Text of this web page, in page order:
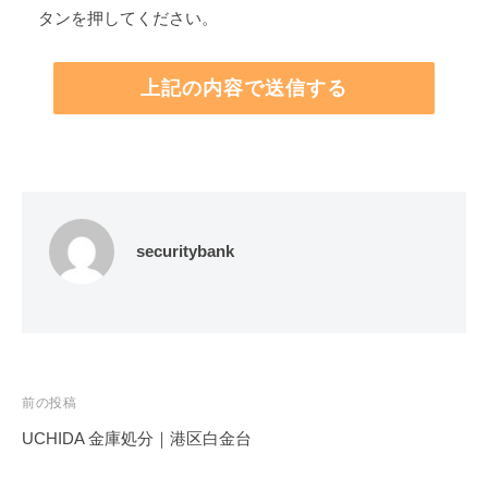
タンを押してください。
securitybank
投
稿
前の投稿
UCHIDA 金庫処分｜港区白金台